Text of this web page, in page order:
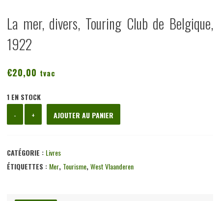
La mer, divers, Touring Club de Belgique,
1922
€20,00 tvac
1 EN STOCK
-
de
mer,
divers,
+ AJOUTER AU PANIER
CATÉGORIE : Livres
ÉTIQUETTES : Mer, Tourisme,West Vlaanderen